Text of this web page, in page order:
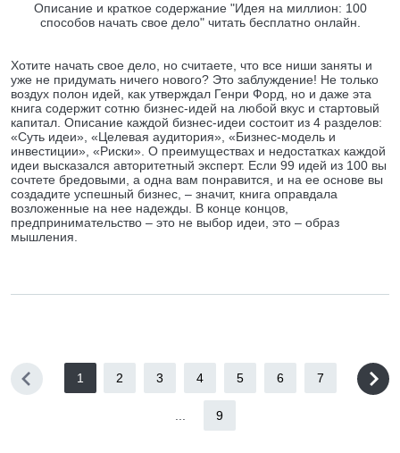
Описание и краткое содержание "Идея на миллион: 100
способов начать свое дело" читать бесплатно онлайн.
Хотите начать свое дело, но считаете, что все ниши заняты и
уже не придумать ничего нового? Это заблуждение! Не только
воздух полон идей, как утверждал Генри Форд, но и даже эта
книга содержит сотню бизнес-идей на любой вкус и стартовый
капитал. Описание каждой бизнес-идеи состоит из 4 разделов:
«Суть идеи», «Целевая аудитория», «Бизнес-модель и
инвестиции», «Риски». О преимуществах и недостатках каждой
идеи высказался авторитетный эксперт. Если 99 идей из 100 вы
сочтете бредовыми, а одна вам понравится, и на ее основе вы
создадите успешный бизнес, – значит, книга оправдала
возложенные на нее надежды. В конце концов,
предпринимательство – это не выбор идеи, это – образ
мышления.
1 2 3 4 5 6 7
9